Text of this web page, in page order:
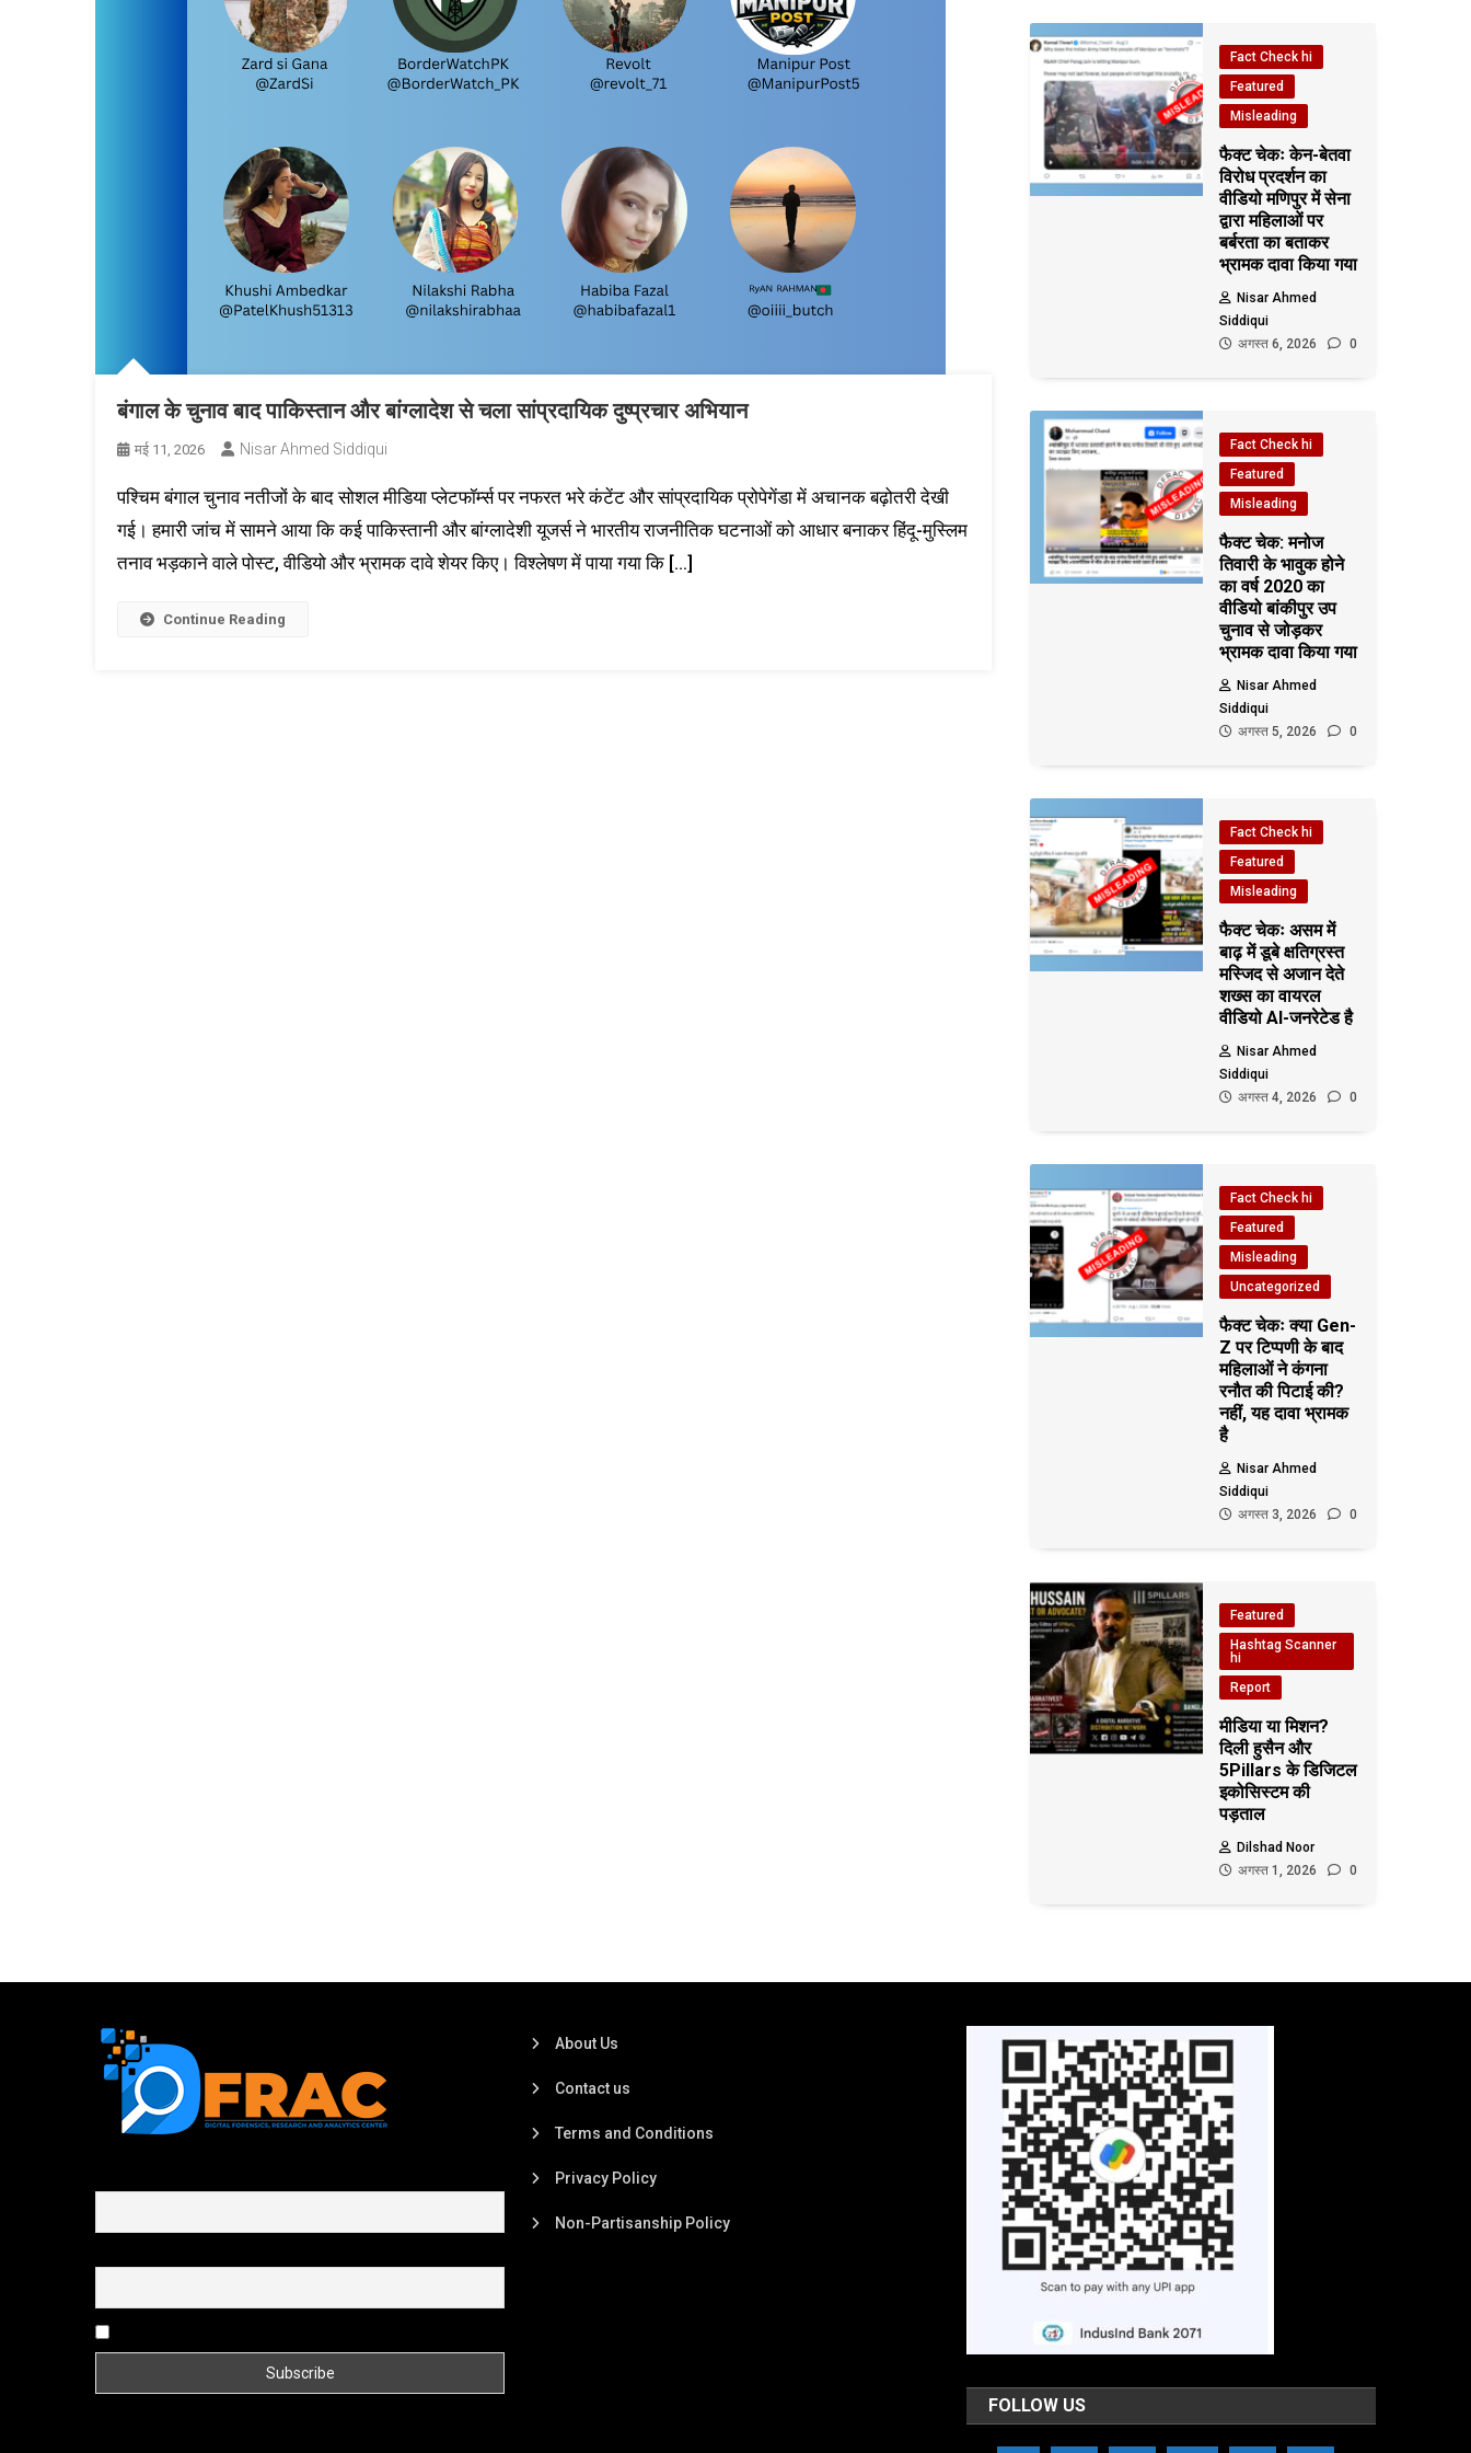
बंगाल के चुनाव बाद पाकिस्तान और बांग्लादेश से चला सांप्रदायिक दुष्प्रचार अभियान
मई 11, 2026 Nisar Ahmed Siddiqui
पश्चिम बंगाल चुनाव नतीजों के बाद सोशल मीडिया प्लेटफॉर्म्स पर नफरत भरे कंटेंट और सांप्रदायिक प्रोपेगेंडा में अचानक बढ़ोतरी देखी
गई। हमारी जांच में सामने आया कि कई पाकिस्तानी और बांग्लादेशी यूजर्स ने भारतीय राजनीतिक घटनाओं को आधार बनाकर हिंदू-मुस्लिम
तनाव भड़काने वाले पोस्ट, वीडियो और भ्रामक दावे शेयर किए। विश्लेषण में पाया गया कि […]
Continue Reading
Fact Check hi
Featured
Misleading
फैक्ट चेकः केन-बेतवा
विरोध प्रदर्शन का
वीडियो मणिपुर में सेना
द्वारा महिलाओं पर
बर्बरता का बताकर
भ्रामक दावा किया गया
Nisar Ahmed
Siddiqui
अगस्त 6, 2026
0
Fact Check hi
Featured
Misleading
फैक्ट चेक: मनोज
तिवारी के भावुक होने
का वर्ष 2020 का
वीडियो बांकीपुर उप
चुनाव से जोड़कर
भ्रामक दावा किया गया
Nisar Ahmed
Siddiqui
अगस्त 5, 2026
0
Fact Check hi
Featured
Misleading
फैक्ट चेकः असम में
बाढ़ में डूबे क्षतिग्रस्त
मस्जिद से अजान देते
शख्स का वायरल
वीडियो AI-जनरेटेड है
Nisar Ahmed
Siddiqui
अगस्त 4, 2026
0
Fact Check hi
Featured
Misleading
Uncategorized
फैक्ट चेकः क्या Gen-
Z पर टिप्पणी के बाद
महिलाओं ने कंगना
रनौत की पिटाई की?
नहीं, यह दावा भ्रामक
है
Nisar Ahmed
Siddiqui
अगस्त 3, 2026
0
Featured
Hashtag Scanner
hi
Report
मीडिया या मिशन?
दिली हुसैन और
5Pillars के डिजिटल
इकोसिस्टम की
पड़ताल
Dilshad Noor
अगस्त 1, 2026
0
About Us
Contact us
Terms and Conditions
Privacy Policy
Non-Partisanship Policy
FOLLOW US